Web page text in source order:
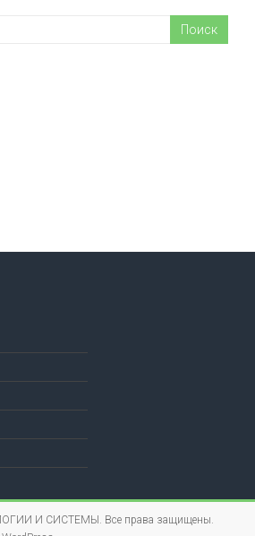
И СИСТЕМЫ . Все права защищены.